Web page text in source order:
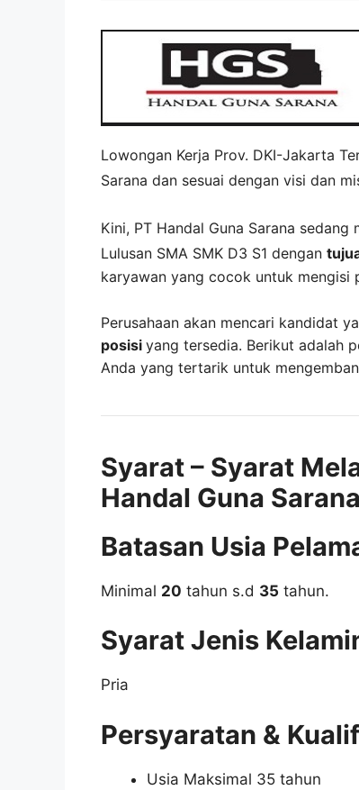
Lowongan Kerja Prov. DKI-Jakarta
Sarana dan sesuai dengan visi dan
Kini, PT Handal Guna Sarana sedang
Lulusan SMA SMK D3 S1 dengan
karyawan yang cocok untuk mengisi
Perusahaan akan mencari kandidat
posisi yang tersedia. Berikut adalah
Anda yang tertarik untuk
Syarat – Syarat
Handal Guna Sarana
Batasan Usia
Minimal 20 tahun s.d 35 tahun.
Syarat Jenis
Pria
Persyaratan &
Usia Maksimal 35 tahun